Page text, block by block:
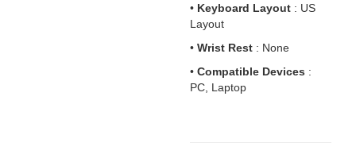
• Keyboard Layout : US
Layout
• Wrist Rest : None
• Compatible Devices :
PC, Laptop